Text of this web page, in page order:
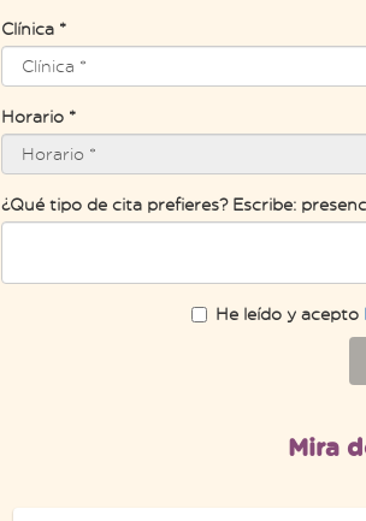
Clínica *
Horario *
¿Qué tipo de cita prefieres? Escribe:
He leído y acepto
Mira